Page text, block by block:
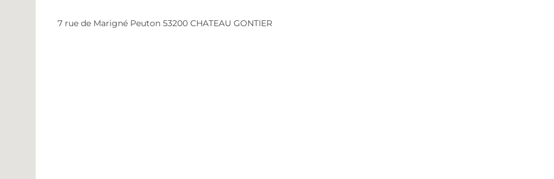
7 rue de Marigné Peuton 53200 CHATEAU GONTIER